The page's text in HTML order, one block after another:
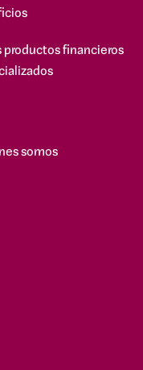
productos financieros
somos